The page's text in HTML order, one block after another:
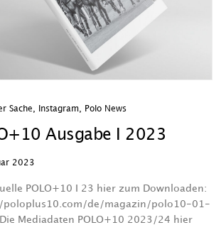
Sache Instagram Polo News
Ausgabe I 2023
2023
POLO+10 I 23 hier zum Downloaden:
poloplus10.com/de/magazin/polo10-01-
Mediadaten POLO+10 2023/24 hier